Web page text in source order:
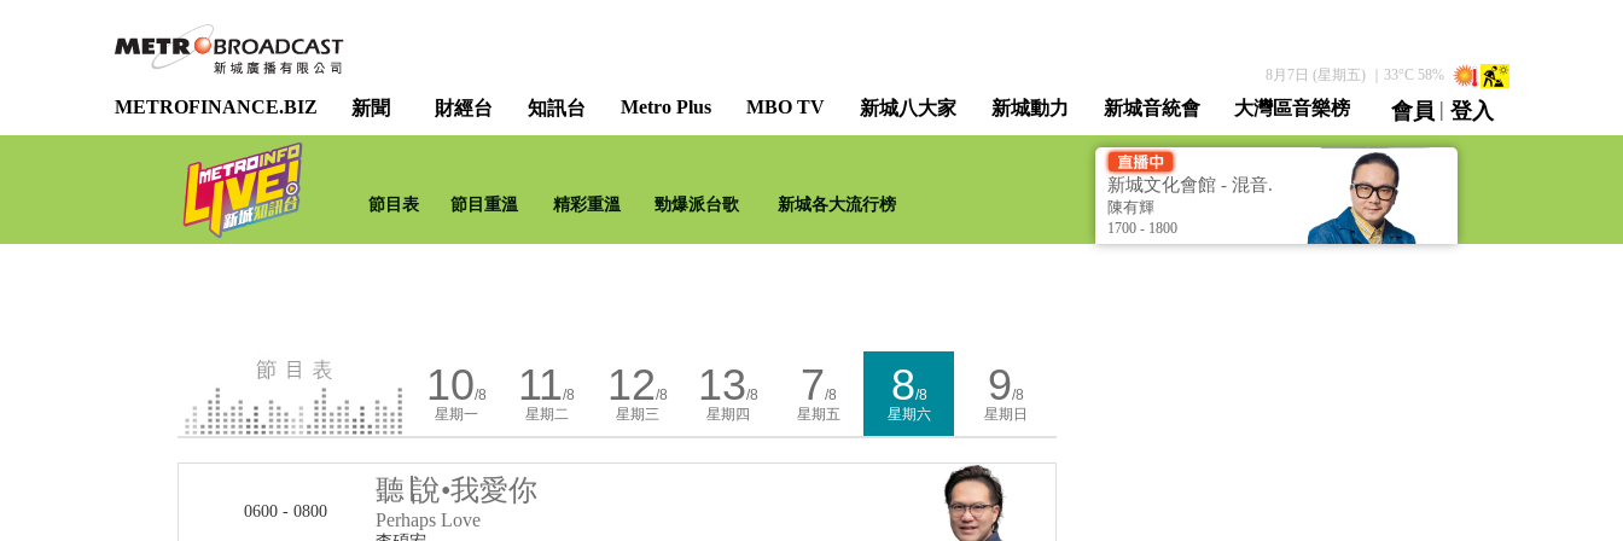
8月7日 (星期五)｜ 33°C 58%
METROFINANCE.BIZ 新聞 財經台 知訊台 Metro Plus MBO TV 新城八大家 新城動力 新城音統會 大灣區音樂榜 會員 | 登入
直播 / 重溫
節目表 節目重溫 精彩重溫 勁爆派台歌 新城各大流行榜
新城文化會館 - 混音.
樂 [Culture Club - The
Beat Goes On]
陳有輝
1700 - 1800
10/8
星期一
11/8
星期二
12/8
星期三
13/8
星期四
7/8
星期五
8/8
星期六
9/8
星期日
0600 - 0800
聽∣說•我愛你
Perhaps Love